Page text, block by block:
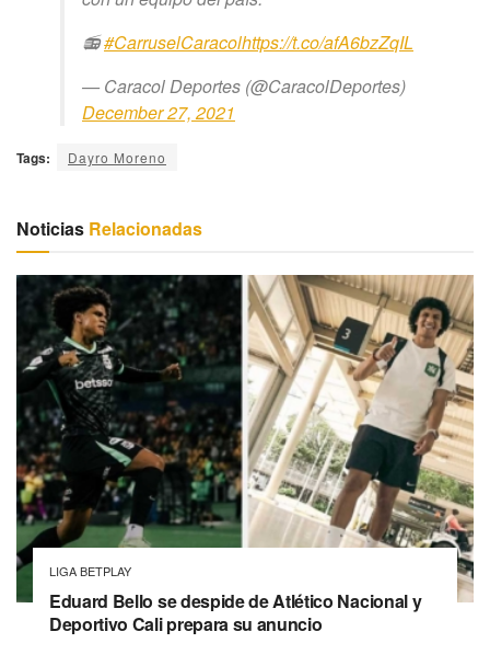
📻#CarruselCaracolhttps://t.co/afA6bzZqIL
— Caracol Deportes (@CaracolDeportes)
December 27, 2021
Tags: Dayro Moreno
Noticias Relacionadas
LIGA BETPLAY
Eduard Bello se despide de Atlético Nacional y
Deportivo Cali prepara su anuncio